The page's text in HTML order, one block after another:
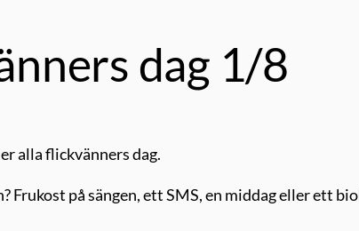
dag 1/8
alla flickvänners dag.
Frukost på sängen, ett SMS, en middag eller ett